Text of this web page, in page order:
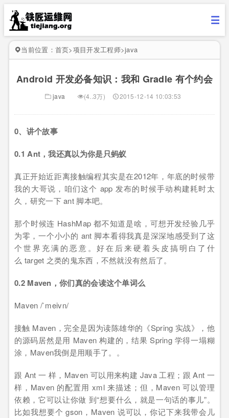
当前位置： 首页>项目开发工程师>java
Android 开发必备知识：我和 Gradle 有个约会
java (4..3万) 2015-12-14 10:03:53
0、讲个故事
0.1 Ant，我还真以为你是只蚂蚁
真正开始近距离接触编程其实是在2012年，年底的时候带
我的大哥说，咱们这个 app 发布的时候手动构建耗时太
久，研究一下 ant 脚本吧。
那个时候连 HashMap 都不知道是啥，可想开发经验几乎
为零，一个小小的 ant 脚本看得我真是深深地感受到了这
个世界充满的恶意。好在后来硬着头皮搞明白了什
么 target 之类的鬼东西，不然就没有然后了。
0.2 Maven，你们真的会读这个单词么
Maven /`meivn/
接触 Maven，完全是因为读陈雄华的《Spring 实战》，他
的源码居然是用 Maven 构建的，结果 Spring 学得一塌糊
涂，Maven我倒是用顺手了。。
跟 Ant 一 样，Maven 可以用来构建 Java 工程；跟 Ant 一
样，Maven 的配置用 xml 来描述；但，Maven 可以管理
依赖，它可以让你做 到“想要什么，就是一句话的事儿”。
比如我想要个 gson，Maven 说可以，你记下来我带会儿